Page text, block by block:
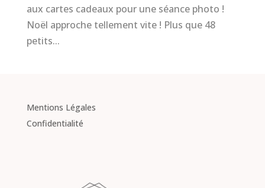
aux cartes cadeaux pour une séance photo !
Noël approche tellement vite ! Plus que 48
petits...
Mentions Légales
Confidentialité